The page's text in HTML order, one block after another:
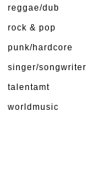
reggae/dub
rock & pop
punk/hardcore
singer/songwriter
talentamt
worldmusic